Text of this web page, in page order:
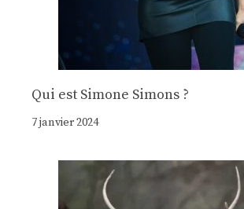
Qui est Simone Simons ?
7 janvier 2024